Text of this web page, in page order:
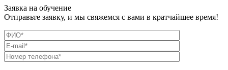
Заявка на обучение
Отправьте заявку, и мы свяжемся с вами в кратчайшее время!